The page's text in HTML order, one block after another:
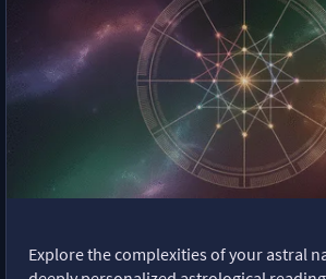
Explore the complexities of your astral